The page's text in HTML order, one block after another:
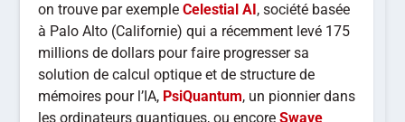
on trouve par exempleCelestial AI, société basée
à Palo Alto (Californie) qui a récemment levé 175
millions de dollars pour faire progresser sa
solution de calcul optique et de structure de
mémoires pour l’IA, PsiQuantum, un pionnier dans
les ordinateurs quantiques, ou encoreSwave